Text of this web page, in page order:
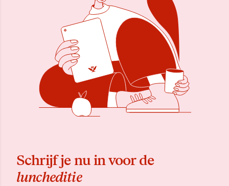
Schrijf je nu in voor de
luncheditie